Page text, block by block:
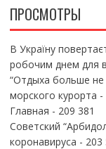
ПРОСМОТРЫ
В Україну
робочим днем для
“Отдыха больше не
морского курорта -
Главная - 209 381
Советский
коронавируса - 203